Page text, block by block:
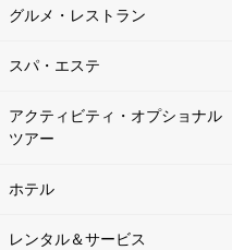
グルメ・レストラン
スパ・エステ
アクティビティ・オプショナル
ツアー
ホテル
レンタル＆サービス